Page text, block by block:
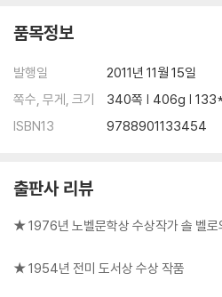
품목정보
발행일
2011년 11월 15일
쪽수, 무게, 크기
340쪽 | 406g |
ISBN13
9788901133454
출판사 리뷰
★ 1976년 노벨문학상 수상작가 솔 벨로
★ 1954년 전미 도서상 수상 작품